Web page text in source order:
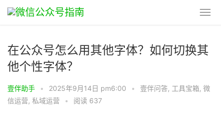
在公众号怎么用其他字体？如何切换其
他个性字体？
壹伴助手 • 2025年9月14日 pm6:00 • 壹伴问答, 工具宝箱, 微
信运营, 私域运营 • 阅读 637